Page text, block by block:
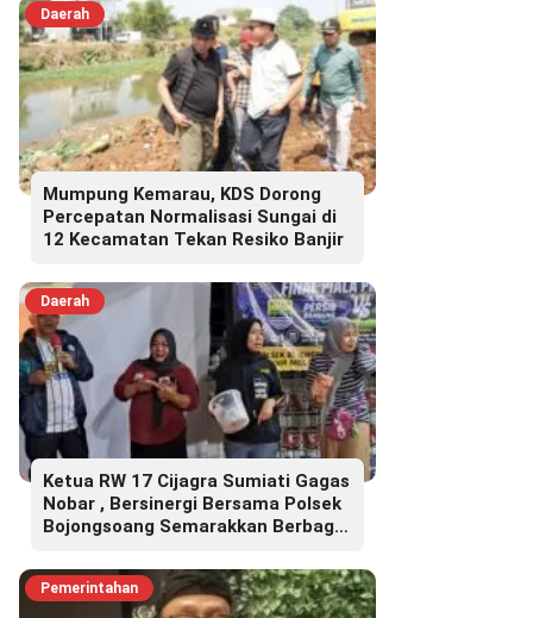
Daerah
Mumpung Kemarau, KDS Dorong
Percepatan Normalisasi Sungai di
12 Kecamatan Tekan Resiko Banjir
Daerah
Ketua RW 17 Cijagra Sumiati Gagas
Nobar , Bersinergi Bersama Polsek
Bojongsoang Semarakkan Berbagi
Pemerintahan